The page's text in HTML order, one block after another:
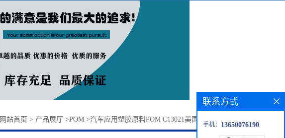
网站首页 > 产品展厅 >POM >汽车应用塑胶原料POM C13021美国塞拉尼斯 高刚性
联系方式
手机： 13650076190